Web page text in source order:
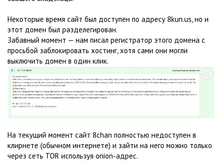
Некоторые время сайт был доступен по адресу 8kun.us, но и
этот домен был разделегирован.
Забавный момент — нам писал регистратор этого домена с
просьбой заблокировать хостинг, хотя сами они могли
выключить домен в один клик.
На текущий момент сайт 8chan полностью недоступен в
клирнете (обычном интернете) и зайти на него можно только
через сеть TOR используя onion-адрес.